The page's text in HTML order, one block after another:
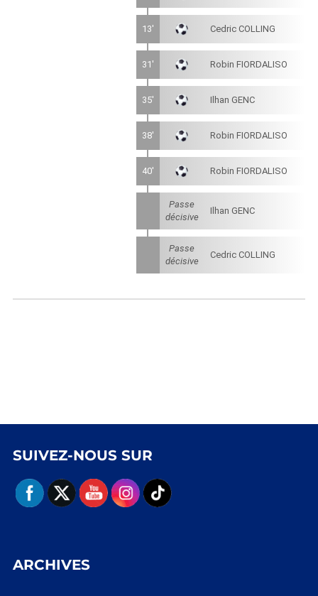
13' Cedric COLLING
31' Robin FIORDALISO
35' Ilhan GENC
38' Robin FIORDALISO
40' Robin FIORDALISO
Passe
décisive
Ilhan GENC
Passe
décisive
Cedric COLLING
SUIVEZ-NOUS SUR
ARCHIVES